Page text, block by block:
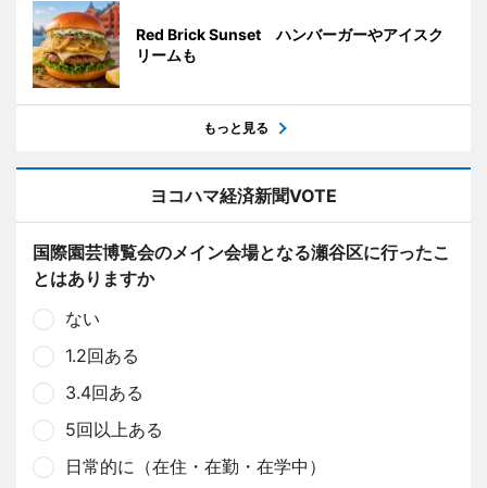
Red Brick Sunset ハンバーガーやアイスク
リームも
もっと見る
ヨコハマ経済新聞VOTE
国際園芸博覧会のメイン会場となる瀬谷区に行ったこ
とはありますか
ない
1.2回ある
3.4回ある
5回以上ある
日常的に（在住・在勤・在学中）